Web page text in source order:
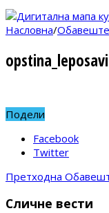
Насловна/
Подели
Facebook
Twitter
Претходна
Сличне вести